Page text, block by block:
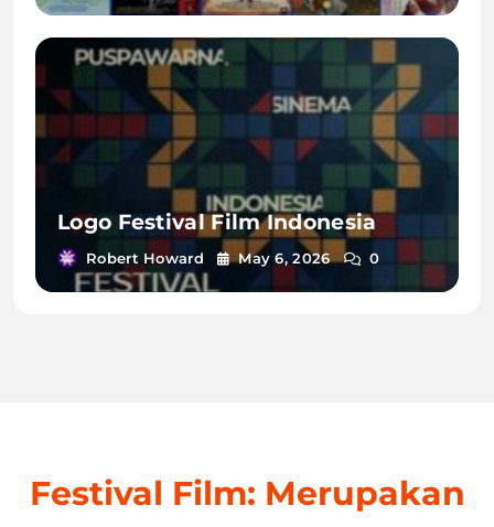
Logo Festival Film Indonesia
Robert Howard May 6, 2026 0
Festival Film: Merupakan